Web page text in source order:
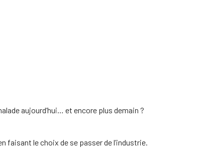
aujourd’hui… et encore plus demain ?
faisant le choix de se passer de l’industrie.